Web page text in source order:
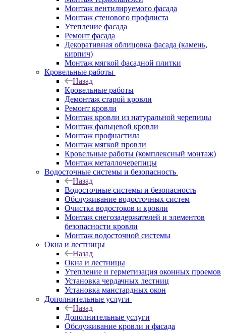
Монтаж вентилируемого фасада
Монтаж стенового профлиста
Утепление фасада
Ремонт фасада
Декоративная облицовка фасада (камень,
кирпич)
Монтаж мягкой фасадной плитки
Кровельные работы
Назад
Кровельные работы
Демонтаж старой кровли
Ремонт кровли
Монтаж кровли из натуральной черепицы
Монтаж фальцевой кровли
Монтаж профнастила
Монтаж мягкой провли
Кровельные работы (комплексный монтаж)
Монтаж металлочерепицы
Водосточные системы и безопасность
Назад
Водосточные системы и безопасность
Обслуживание водосточных систем
Очистка водостоков и кровли
Монтаж снегозадержателей и элементов
безопасности кровли
Монтаж водосточной системы
Окна и лестницы
Назад
Окна и лестницы
Утепление и герметизация оконных проемов
Установка чердачных лестниц
Установка манстардных окон
Дополнительные услуги
Назад
Дополнительные услуги
Обслуживание кровли и фасада